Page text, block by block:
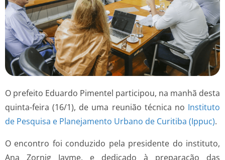
O prefeito Eduardo Pimentel participou, na manhã desta
quinta-feira (16/1), de uma reunião técnica no Instituto
de Pesquisa e Planejamento Urbano de Curitiba (Ippuc).
O encontro foi conduzido pela presidente do instituto,
Ana Zornig Jayme, e dedicado à preparação das